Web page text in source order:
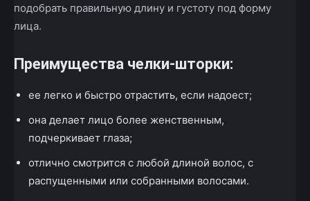
подобрать правильную длину и густоту под форму
лица.
Преимущества челки-шторки:
ее легко и быстро отрастить, если надоест;
она делает лицо более женственным,
подчеркивает глаза;
отлично смотрится с любой длиной волос, с
распущенными или собранными волосами.